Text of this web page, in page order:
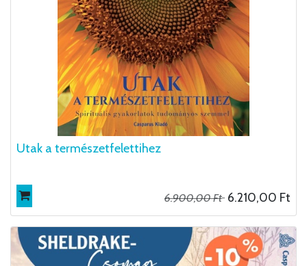
Utak a természetfelettihez
6.900,00Ft 6.210,00 Ft